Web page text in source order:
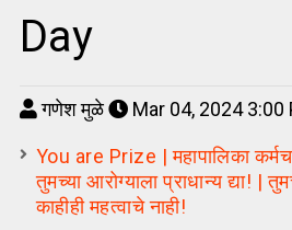
Day
गणेश मुळे Mar 04, 2024 3:00
You are Prize | महापालिका
तुमच्या आरोग्याला प्राधान्य द्या! |
काहीही महत्वाचे नाही!